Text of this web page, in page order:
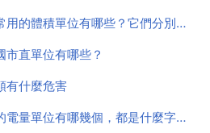
常用的體積單位有那些，常用的體積單位有哪些？它們分別有多大
直單位有哪些？
有什麼危害
一度電等於多少瓦，常用的電量單位有哪幾個，都是什麼字母代表，它們的換算是多少